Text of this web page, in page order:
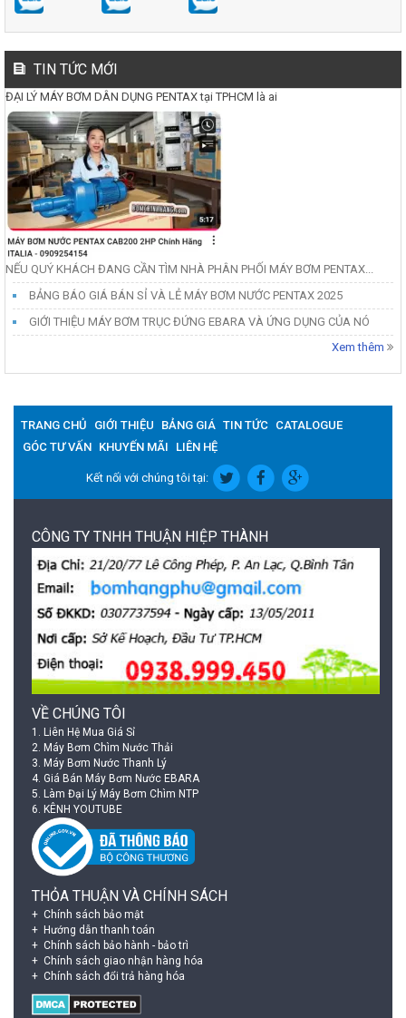
TIN TỨC MỚI
ĐẠI LÝ MÁY BƠM DÂN DỤNG PENTAX tại TPHCM là ai
NẾU QUÝ KHÁCH ĐANG CẦN TÌM NHÀ PHÂN PHỐI MÁY BƠM PENTAX...
BẢNG BÁO GIÁ BÁN SỈ VÀ LẺ MÁY BƠM NƯỚC PENTAX 2025
GIỚI THIỆU MÁY BƠM TRỤC ĐỨNG EBARA VÀ ỨNG DỤNG CỦA NÓ
Xem thêm
TRANG CHỦ GIỚI THIỆU BẢNG GIÁ TIN TỨC CATALOGUE
GÓC TƯ VẤN KHUYẾN MÃI LIÊN HỆ
Kết nối với chúng tôi tại:
CÔNG TY TNHH THUẬN HIỆP THÀNH
VỀ CHÚNG TÔI
1. Liên Hệ Mua Giá Sỉ
2. Máy Bơm Chìm Nước Thải
3. Máy Bơm Nước Thanh Lý
4. Giá Bán Máy Bơm Nước EBARA
5. Làm Đại Lý Máy Bơm Chìm NTP
6. KÊNH YOUTUBE
THỎA THUẬN VÀ CHÍNH SÁCH
Chính sách bảo mật
Hướng dẫn thanh toán
Chính sách bảo hành - bảo trì
Chính sách giao nhận hàng hóa
Chính sách đổi trả hàng hóa